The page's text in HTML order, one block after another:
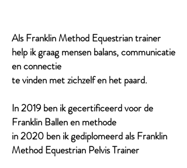
Als Franklin Method Equestrian trainer
help ik graag mensen balans, communicatie
en connectie
te vinden met zichzelf en het paard.
In 2019 ben ik gecertificeerd voor de
Franklin Ballen en methode
in 2020 ben ik gediplomeerd als Franklin
Method Equestrian Pelvis Trainer